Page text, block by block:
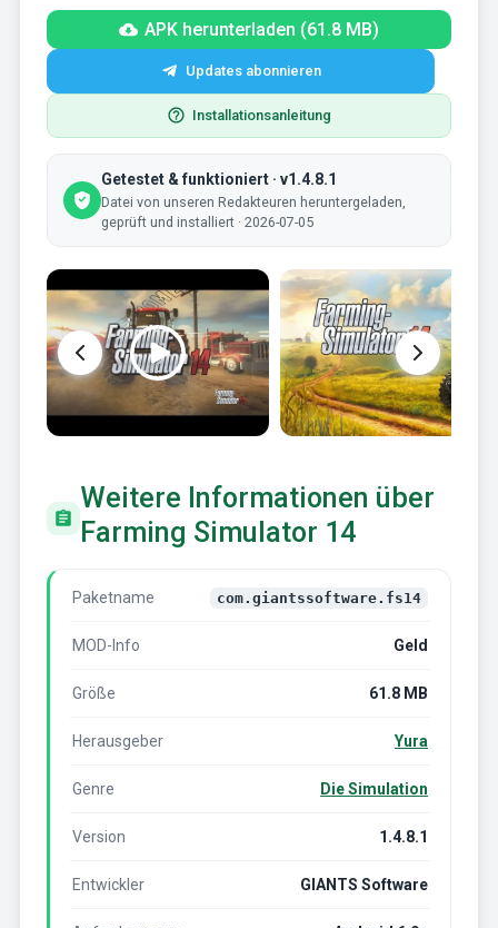
APK herunterladen (61.8 MB)
Updates abonnieren
Installationsanleitung
Getestet & funktioniert · v1.4.8.1
Datei von unseren Redakteuren heruntergeladen,
geprüft und installiert · 2026-07-05
Weitere Informationen über
Farming Simulator 14
Paketname com.giantssoftware.fs14
MOD-Info Geld
Größe 61.8 MB
Herausgeber Yura
Genre Die Simulation
Version 1.4.8.1
Entwickler GIANTS Software